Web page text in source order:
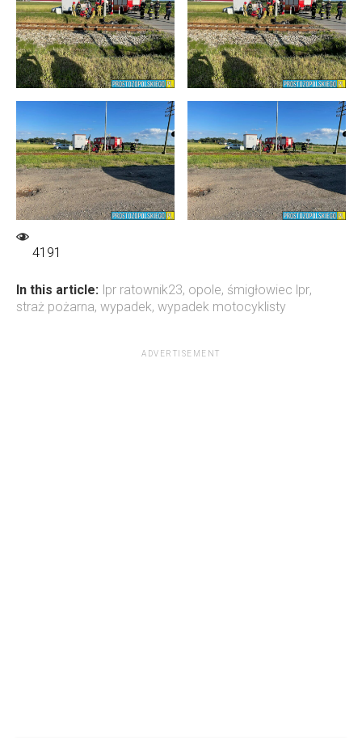
4191
In this article: lpr ratownik23, opole, śmigłowiec lpr,
straż pożarna, wypadek, wypadek motocyklisty
ADVERTISEMENT